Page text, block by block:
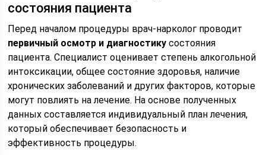
состояния пациента
Перед началом процедуры врач-нарколог проводит
первичный осмотр и диагностику состояния
пациента. Специалист оценивает степень алкогольной
интоксикации, общее состояние здоровья, наличие
хронических заболеваний и других факторов, которые
могут повлиять на лечение. На основе полученных
данных составляется индивидуальный план лечения,
который обеспечивает безопасность и
эффективность процедуры.